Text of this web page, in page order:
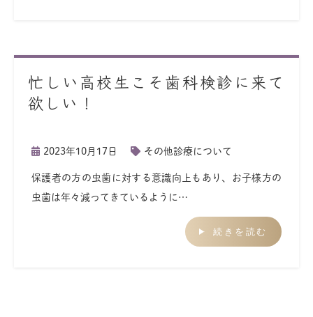
忙しい高校生こそ歯科検診に来て
欲しい！
2023年10月17日 その他診療について
保護者の方の虫歯に対する意識向上もあり、お子様方の
虫歯は年々減ってきているように…
続きを読む